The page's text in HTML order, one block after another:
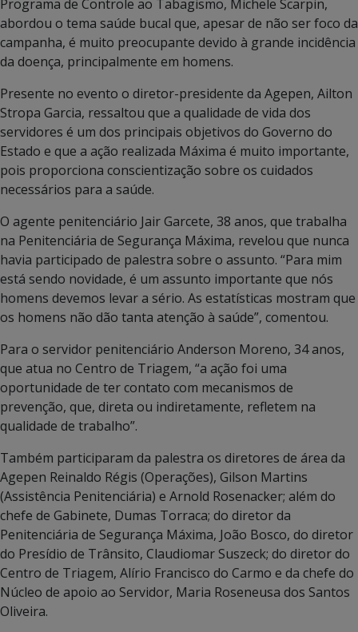
Programa de Controle ao Tabagismo, Michele Scarpin,
abordou o tema saúde bucal que, apesar de não ser foco da
campanha, é muito preocupante devido à grande incidência
da doença, principalmente em homens.
Presente no evento o diretor-presidente da Agepen, Ailton
Stropa Garcia, ressaltou que a qualidade de vida dos
servidores é um dos principais objetivos do Governo do
Estado e que a ação realizada Máxima é muito importante,
pois proporciona conscientização sobre os cuidados
necessários para a saúde.
O agente penitenciário Jair Garcete, 38 anos, que trabalha
na Penitenciária de Segurança Máxima, revelou que nunca
havia participado de palestra sobre o assunto. “Para mim
está sendo novidade, é um assunto importante que nós
homens devemos levar a sério. As estatísticas mostram que
os homens não dão tanta atenção à saúde”, comentou.
Para o servidor penitenciário Anderson Moreno, 34 anos,
que atua no Centro de Triagem, “a ação foi uma
oportunidade de ter contato com mecanismos de
prevenção, que, direta ou indiretamente, refletem na
qualidade de trabalho”.
Também participaram da palestra os diretores de área da
Agepen Reinaldo Régis (Operações), Gilson Martins
(Assistência Penitenciária) e Arnold Rosenacker; além do
chefe de Gabinete, Dumas Torraca; do diretor da
Penitenciária de Segurança Máxima, João Bosco, do diretor
do Presídio de Trânsito, Claudiomar Suszeck; do diretor do
Centro de Triagem, Alírio Francisco do Carmo e da chefe do
Núcleo de apoio ao Servidor, Maria Roseneusa dos Santos
Oliveira.